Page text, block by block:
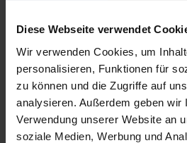
Diese Webseite verwendet
Wir verwenden Cookies, um
personalisieren, Funktionen für
zu können und die Zugriffe auf
analysieren. Außerdem geben wir
Verwendung unserer Website an
soziale Medien, Werbung und
First course week
One‑week break (no course)
- CW 21 – May 18 to May 22, 2026
Second course week
This structure ensures that
process the material from Week 1
the more intensive second week.